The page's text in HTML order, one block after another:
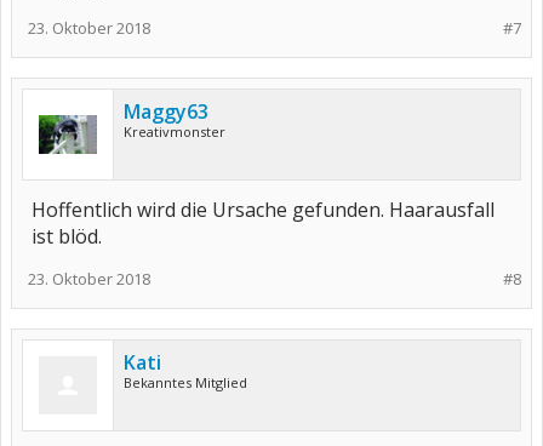
#7
23. Oktober 2018
Maggy63
Kreativmonster
Hoffentlich wird die Ursache gefunden. Haarausfall
ist blöd.
#8
23. Oktober 2018
Kati
Bekanntes Mitglied